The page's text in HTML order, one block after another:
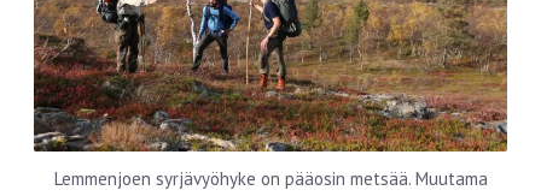
Lemmenjoen syrjävyöhyke on pääosin metsää. Muutama